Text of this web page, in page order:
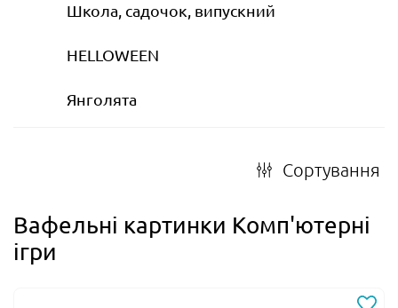
Школа, садочок, випускний
HELLOWEEN
Янголята
Сортування
Вафельні картинки Комп'ютерні
ігри